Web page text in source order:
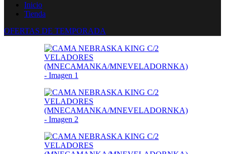
Inicio
Tienda
OFERTAS DE TEMPORADA